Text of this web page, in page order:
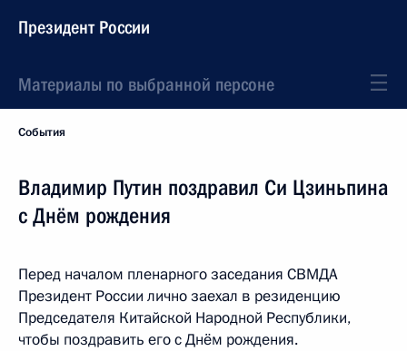
Президент России
Материалы по выбранной персоне
События
Владимир Путин поздравил Си Цзиньпина
с Днём рождения
Перед началом пленарного заседания СВМДА
Президент России лично заехал в резиденцию
Председателя Китайской Народной Республики,
чтобы поздравить его с Днём рождения.